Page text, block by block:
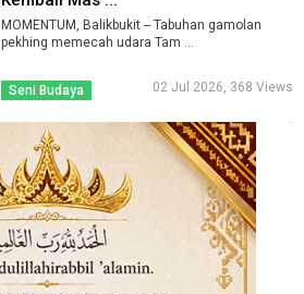
MOMENTUM, Balikbukit -- Tabuhan gamolan
pekhing memecah udara Tam ...
Seni Budaya 02 Jul 2026, 368 Views